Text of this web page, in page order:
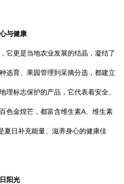
与健康
它更是当地农业发展的结晶，凝结了
选育、果园管理到采摘分选，都建立
理标志保护的产品，它代表着安全、
色金煌芒，都富含维生素A、维生素
夏日补充能量、滋养身心的健康佳
阳光